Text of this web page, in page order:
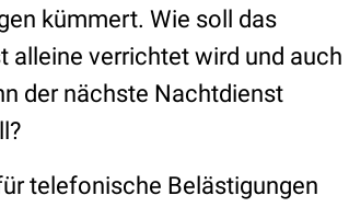
kümmert. Wie soll das
alleine verrichtet wird und auch
der nächste Nachtdienst
telefonische Belästigungen